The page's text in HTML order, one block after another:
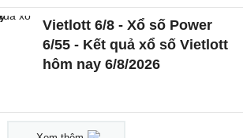
Vietlott 6/8 - Xổ số Power
6/55 - Kết quả xổ số Vietlott
hôm nay 6/8/2026